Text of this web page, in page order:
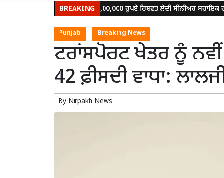
BREAKING
ਵਿਜੀਲੈਂਸ ਬਿਊਰੋ ਵੱਲੋਂ 1,00,000 ਰੁਪਏ ਰਿਸ਼ਵਤ ਲੈਂਦੀ ਸੀਨੀਅਰ ਸਹਾਇਕ ਰੰਗੇ ਹੱਥੀਂ ਕਾਬੂ
Punjab Breaking News
ਟਰਾਂਸਪੋਰਟ ਖੇਤਰ ਨੂੰ
42 ਫ਼ੀਸਦੀ ਵਾਧਾ:
By Nirpakh News